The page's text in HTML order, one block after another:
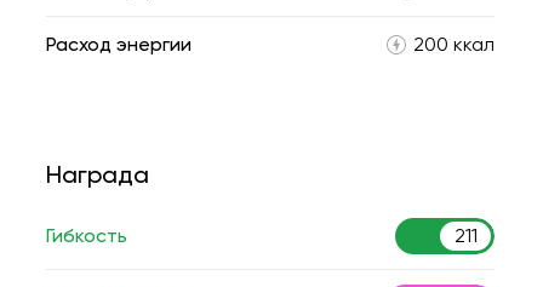
Расход энергии 200 ккал
Награда
Гибкость 211